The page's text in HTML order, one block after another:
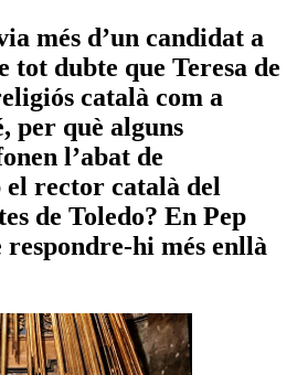
més d’un candidat a
tot dubte que Teresa de
català com a
per què alguns
l’abat de
rector català del
de Toledo? En Pep
hi més enllà